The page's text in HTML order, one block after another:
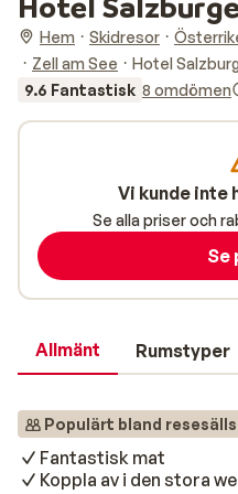
Hem Skidresor
Zell am See
Hotel
9.6 Fantastisk 8 omdömen
Allmänt Rumstyper
Populärt bland
Fantastisk mat
Koppla av i den stora
Vi kunde inte
Se alla priser och
Se